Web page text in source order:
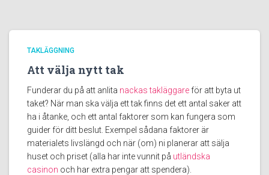
TAKLÄGGNING
Att välja nytt tak
Funderar du på att anlita nackas takläggare för att byta ut
taket? När man ska välja ett tak finns det ett antal saker att
ha i åtanke, och ett antal faktorer som kan fungera som
guider för ditt beslut. Exempel sådana faktorer är
materialets livslängd och när (om) ni planerar att sälja
huset och priset (alla har inte vunnit på utländska
casinon och har extra pengar att spendera).